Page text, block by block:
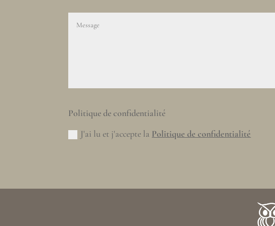
Politique de confidentialité
J'ai lu et j'accepte la Politique de confidentialité